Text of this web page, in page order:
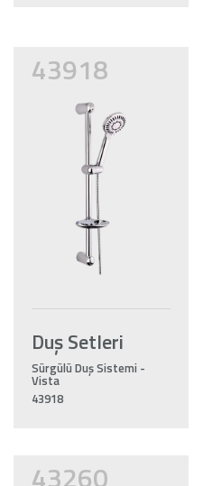
43918
Duş Setleri
Sürgülü Duş Sistemi -
Vista
43918